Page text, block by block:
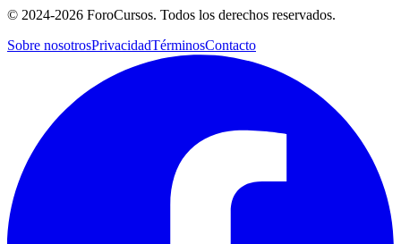
© 2024-2026 ForoCursos. Todos los derechos reservados.
Sobre nosotrosPrivacidadTérminosContacto